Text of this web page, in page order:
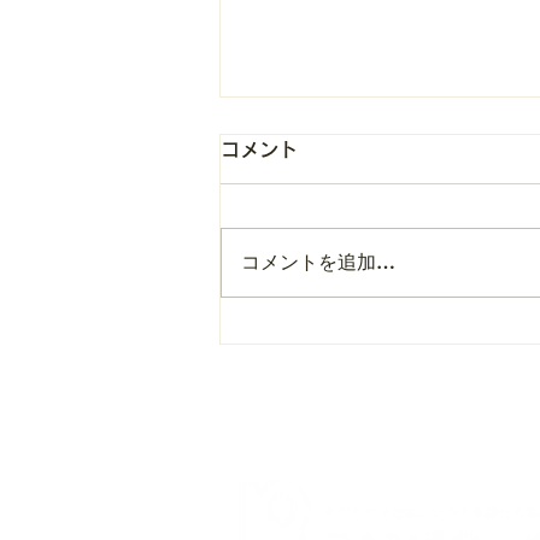
BANSO-COセッションの定
コメント
コメントを追加…